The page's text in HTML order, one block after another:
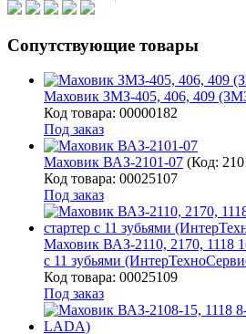
Сопутствующие товары
Маховик ЗМЗ-405, 406, 409
Код товара: 00000182
Под заказ
Маховик ВАЗ-2101-07 (Код:
Код товара: 00025107
Под заказ
Маховик ВАЗ-2110, 2170, 1118
с 11 зубьями
Код товара: 00025109
Под заказ